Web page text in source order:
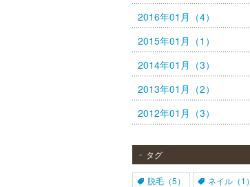
2016年01月（4）
2015年01月（1）
2014年01月（3）
2013年01月（2）
2012年01月（3）
タグ
脱毛（5）
ネイル（1）